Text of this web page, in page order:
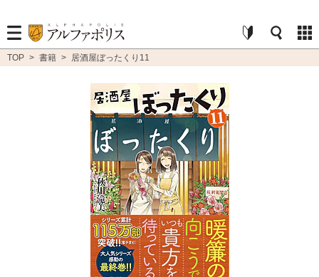
TOP > 書籍 > 居酒屋ぼったくり11